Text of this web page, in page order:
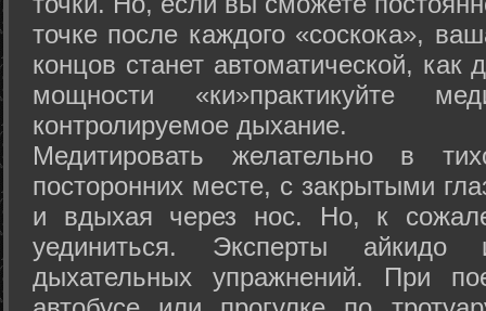
точке после каждого «соскока»,
концов станет автоматической,
мощности «ки»практикуйте
контролируемое дыхание.
Медитировать желательно в
посторонних месте, с закрытыми
и вдыхая через нос. Но, к
уединиться. Эксперты айкидо
дыхательных упражнений. При